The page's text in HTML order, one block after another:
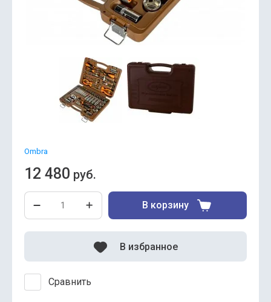
Ombra
12 480 руб.
В корзину
Сравнить
В избранное